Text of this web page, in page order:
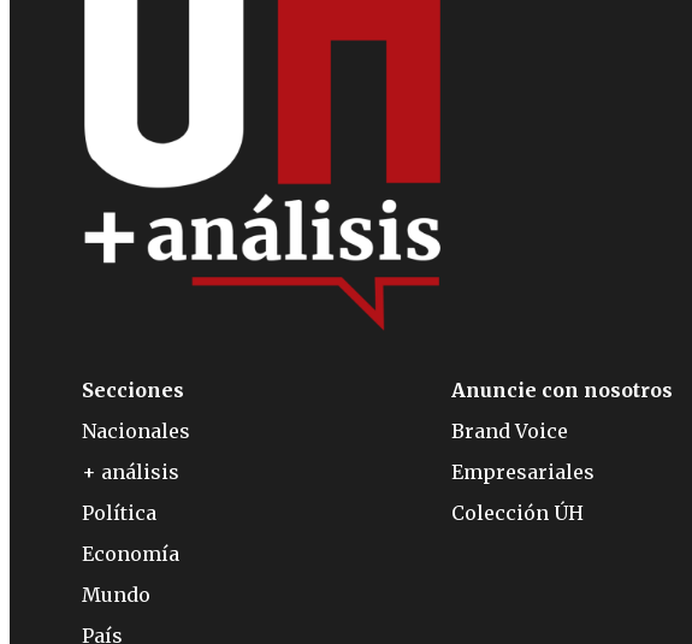
Secciones
Nacionales
+ análisis
Política
Economía
Mundo
País
Anuncie con nosotros
Brand Voice
Empresariales
Colección ÚH